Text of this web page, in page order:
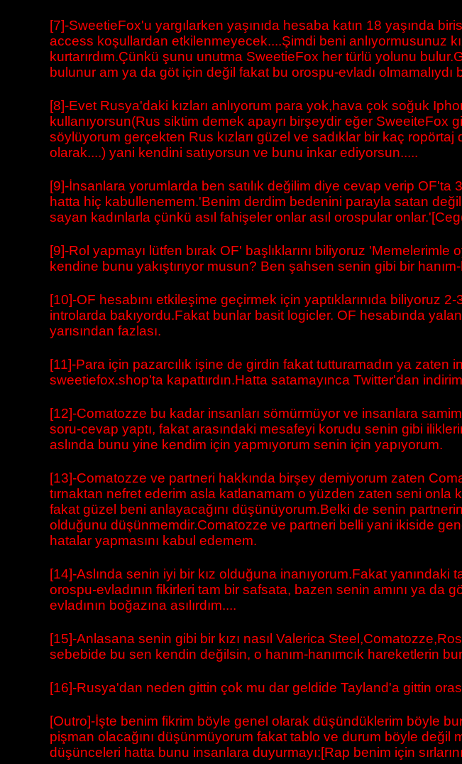
[7]-SweetieFox'u yargılarken yaşınıda hesaba katın 18 yaşında
access koşullardan etkilenmeyecek....Şimdi beni anlıyormusunuz
kurtarırdım.Çünkü şunu unutma SweetieFox her türlü yolunu
bulunur am ya da göt için değil fakat bu orospu-evladı olmamalıydı
[8]-Evet Rusya'daki kızları anlıyorum para yok,hava çok soğuk
kullanıyorsun(Rus siktim demek apayrı birşeydir eğer SweeiteFox
söylüyorum gerçekten Rus kızları güzel ve sadıklar bir kaç
olarak....) yani kendini satıyorsun ve bunu inkar ediyorsun.....
[9]-İnsanlara yorumlarda ben satılık değilim diye cevap verip
hatta hiç kabullenemem.'Benim derdim bedenini parayla satan
sayan kadınlarla çünkü asıl fahişeler onlar asıl orospular
[9]-Rol yapmayı lütfen bırak OF' başlıklarını biliyoruz
kendine bunu yakıştırıyor musun? Ben şahsen senin gibi bir hanım-
[10]-OF hesabını etkileşime geçirmek için yaptıklarınıda biliyoruz
introlarda bakıyordu.Fakat bunlar basit logicler. OF hesabında
yarısından fazlası.
[11]-Para için pazarcılık işine de girdin fakat tutturamadın ya
sweetiefox.shop'ta kapattırdın.Hatta satamayınca Twitter'dan
[12]-Comatozze bu kadar insanları sömürmüyor ve insanlara
soru-cevap yaptı, fakat arasındaki mesafeyi korudu senin gibi
aslında bunu yine kendim için yapmıyorum senin için yapıyorum.
[13]-Comatozze ve partneri hakkında birşey demiyorum zaten
tırnaktan nefret ederim asla katlanamam o yüzden zaten seni onla
fakat güzel beni anlayacağını düşünüyorum.Belki de senin
olduğunu düşünmemdir.Comatozze ve partneri belli yani ikiside
hatalar yapmasını kabul edemem.
[14]-Aslında senin iyi bir kız olduğuna inanıyorum.Fakat
orospu-evladının fikirleri tam bir safsata, bazen senin amını ya
evladının boğazına asılırdım....
[15]-Anlasana senin gibi bir kızı nasıl Valerica
sebebide bu sen kendin değilsin, o hanım-hanımcık hareketlerin
[16]-Rusya'dan neden gittin çok mu dar geldide Tayland'a gittin
[Outro]-İşte benim fikrim böyle genel olarak düşündüklerim böyle
pişman olacağını düşünmüyorum fakat tablo ve durum böyle
düşünceleri hatta bunu insanlara duyurmayı:[Rap benim için